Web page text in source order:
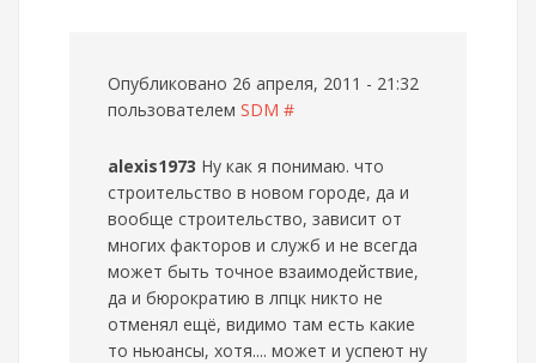
Опубликовано 26 апреля, 2011 - 21:32
пользователем SDM #
alexis1973 Ну как я понимаю. что
строительство в новом городе, да и
вообще строительство, зависит от
многих факторов и служб и не всегда
может быть точное взаимодействие,
да и бюрократию в лпцк никто не
отменял ещё, видимо там есть какие
то ньюансы, хотя.... может и успеют ну